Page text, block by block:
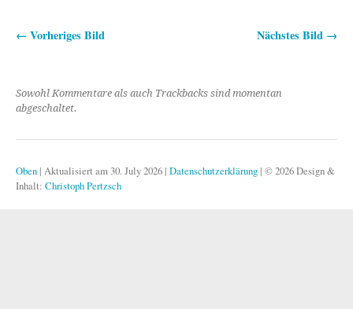
← Vorheriges Bild Nächstes Bild →
Sowohl Kommentare als auch Trackbacks sind momentan
abgeschaltet.
Oben | Aktualisiert am 30. July 2026 | Datenschutzerklärung | © 2026 Design &
Inhalt: Christoph Pertzsch